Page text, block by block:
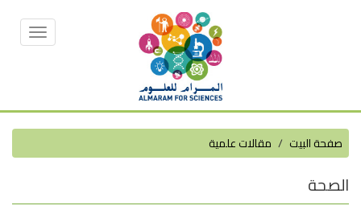
Toggle
صفحة البيت مقالات علمية
الصحة